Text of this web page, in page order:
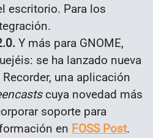
escritorio. Para los
Y más para GNOME,
se ha lanzado nueva
una aplicación
cuya novedad más
soporte para
en FOSS Post.